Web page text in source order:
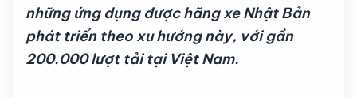
những ứng dụng được hãng xe Nhật Bản
phát triển theo xu hướng này, với gần
200.000 lượt tải tại Việt Nam.